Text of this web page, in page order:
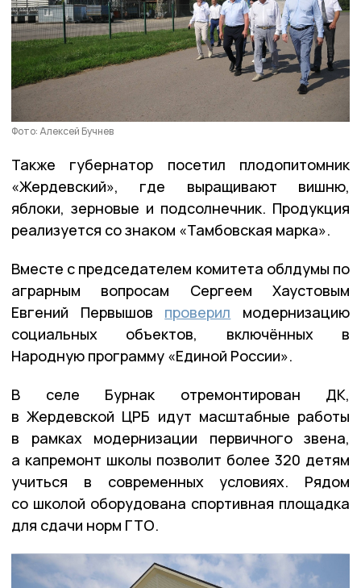
Фото: Алексей Бучнев
Также губернатор посетил плодопитомник
«Жердевский», где выращивают вишню,
яблоки, зерновые и подсолнечник. Продукция
реализуется со знаком «Тамбовская марка».
Вместе с председателем комитета облдумы по
аграрным вопросам Сергеем Хаустовым
Евгений Первышов проверил модернизацию
социальных объектов, включённых в
Народную программу «Единой России».
В селе Бурнак отремонтирован ДК,
в Жердевской ЦРБ идут масштабные работы
в рамках модернизации первичного звена,
а капремонт школы позволит более 320 детям
учиться в современных условиях. Рядом
со школой оборудована спортивная площадка
для сдачи норм ГТО.